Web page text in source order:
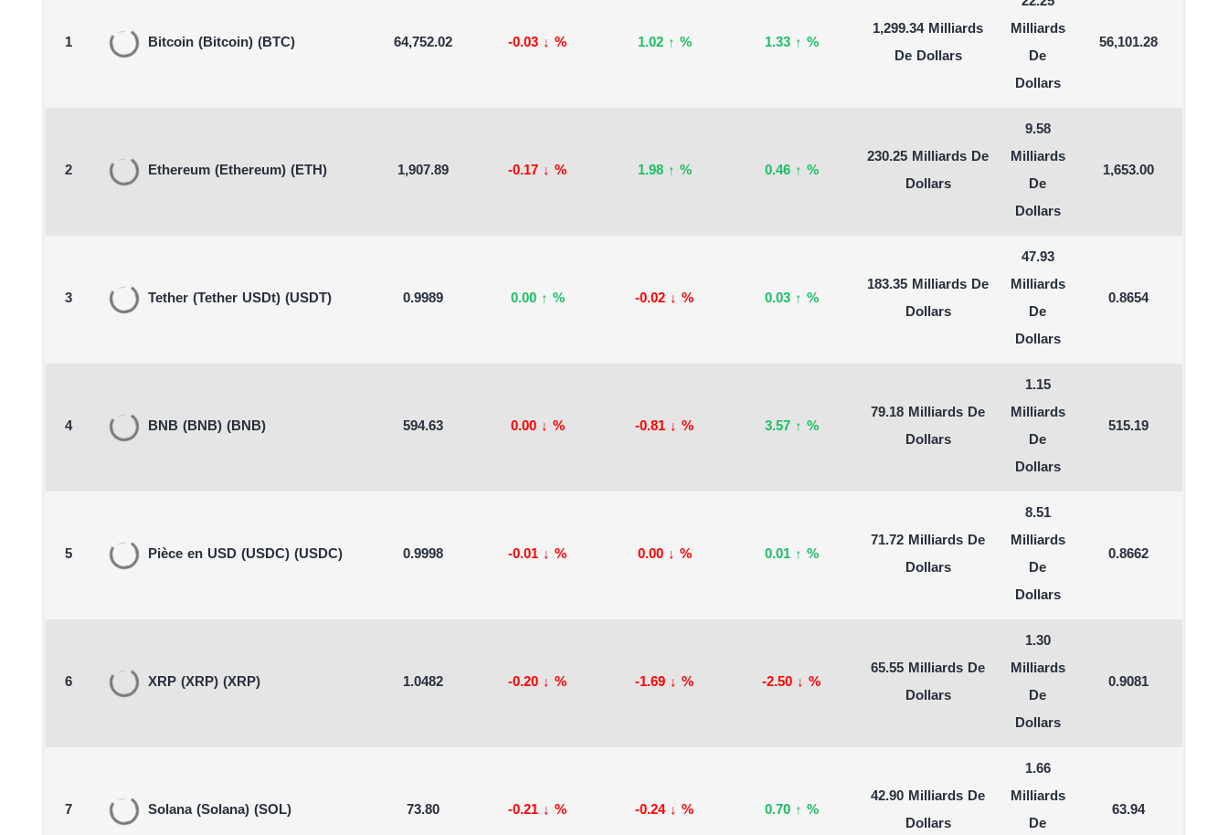
1 Bitcoin (Bitcoin) (BTC) 64,752.02 -0.03 ↓ % 1.02 ↑ % 1.33 ↑ %
1,299.34 Milliards
De Dollars
Milliards
De
Dollars
56,101.28
2 Ethereum (Ethereum) (ETH) 1,907.89 -0.17 ↓ % 1.98 ↑ % 0.46 ↑ %
230.25 Milliards De
Dollars
9.58
Milliards
De
Dollars
1,653.00
3 Tether (Tether USDt) (USDT) 0.9989 0.00 ↑ % -0.02 ↓ % 0.03 ↑ %
183.35 Milliards De
Dollars
47.93
Milliards
De
Dollars
0.8654
4 BNB (BNB) (BNB) 594.63 0.00 ↓ % -0.81 ↓ % 3.57 ↑ %
79.18 Milliards De
Dollars
1.15
Milliards
De
Dollars
515.19
5 Pièce en USD (USDC) (USDC) 0.9998 -0.01 ↓ % 0.00 ↓ % 0.01 ↑ %
71.72 Milliards De
Dollars
8.51
Milliards
De
Dollars
0.8662
6 XRP (XRP) (XRP) 1.0482 -0.20 ↓ % -1.69 ↓ % -2.50 ↓ %
65.55 Milliards De
Dollars
1.30
Milliards
De
Dollars
0.9081
7 Solana (Solana) (SOL) 73.80 -0.21 ↓ % -0.24 ↓ % 0.70 ↑ %
42.90 Milliards De
Dollars
1.66
Milliards
De
63.94